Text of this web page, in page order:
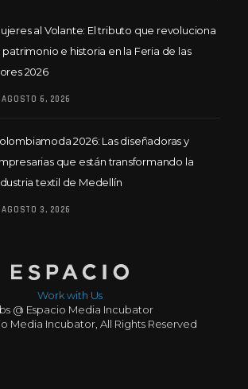
al Volante: El tributo que revoluciona
patrimonio e historia en la Feria de las
2026
6, 2026
2026: Las diseñadoras y
que están transformando la
textil de Medellín
3, 2026
Work with Us
@ Espacio Media Incubator
Media Incubator, All Rights Reserved